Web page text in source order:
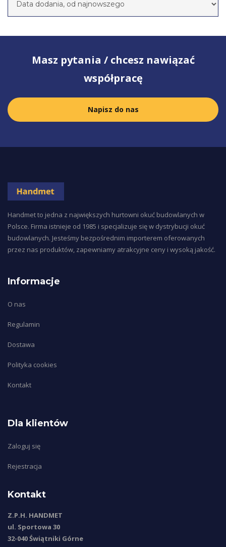
Masz pytania / chcesz nawiązać
współpracę
Napisz do nas
Handmet to jedna z największych hurtowni okuć budowlanych w
Polsce. Firma istnieje od 1985 i specjalizuje się w dystrybucji okuć
budowlanych. Jesteśmy bezpośrednim importerem oferowanych
przez nas produktów, zapewniamy atrakcyjne ceny i wysoką jakość.
Informacje
O nas
Regulamin
Dostawa
Polityka cookies
Kontakt
Dla klientów
Zaloguj się
Rejestracja
Kontakt
Z.P.H. HANDMET
ul. Sportowa 30
32-040 Świątniki Górne